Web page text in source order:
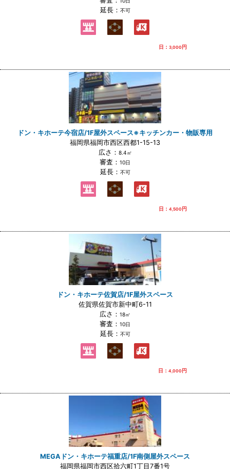
延長： 不可
日： 3,000円
ドン・キホーテ今宿店/1F屋外スペース※キッチンカー・物販専用
福岡県福岡市西区西都1-15-13
広さ： 8.4㎡
審査： 10日
延長： 不可
日： 4,500円
ドン・キホーテ佐賀店/1F屋外スペース
佐賀県佐賀市新中町6-11
広さ： 18㎡
審査： 10日
延長： 不可
日： 4,000 円
MEGAドン・キホーテ福重店/1F南側屋外スペース
福岡県福岡市西区拾六町1丁目7番1号